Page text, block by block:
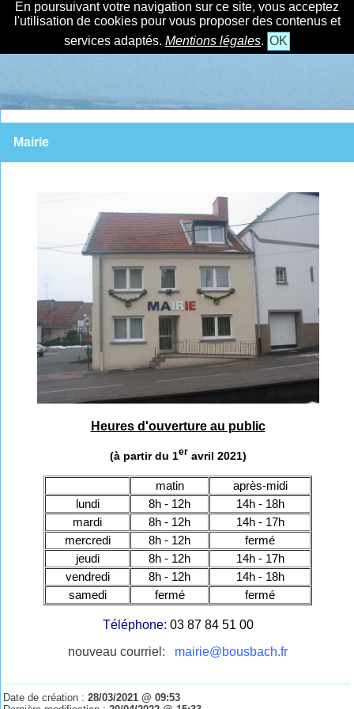
En poursuivant votre navigation sur ce site, vous acceptez
l'utilisation de cookies pour vous proposer des contenus et
services adaptés. Mentions légales. OK
Mairie
Heures d'ouverture au public
(à partir du 1er avril 2021)
matin
après-midi
lundi
8h - 12h
14h - 18h
mardi
8h - 12h
14h - 17h
mercredi
8h - 12h
fermé
jeudi
8h - 12h
14h - 17h
vendredi
8h - 12h
14h - 18h
samedi
fermé fermé
Téléphone: 03 87 84 51 00
nouveau courriel: mairie@bousbach.fr
Date de création :28/03/2021 @ 09:53